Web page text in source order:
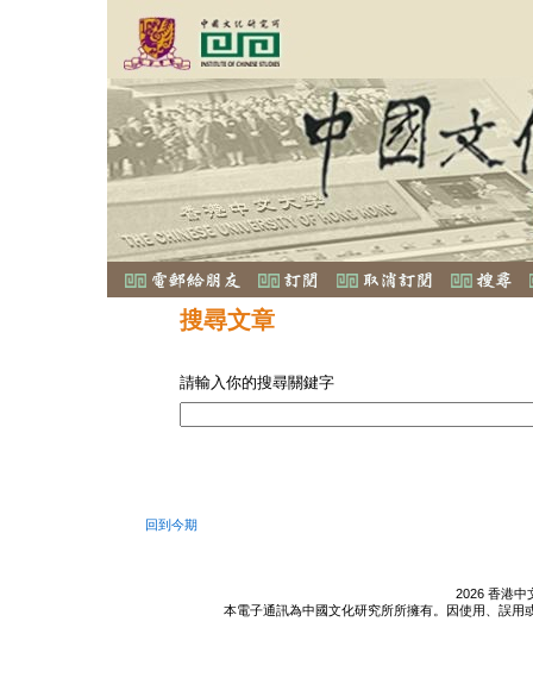
搜尋文章
請輸入你的搜尋關鍵字
回到今期
2026 香港中
本電子通訊為中國文化研究所所擁有。因使用、誤